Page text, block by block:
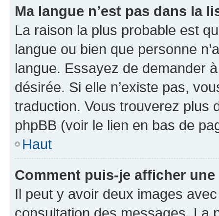
Ma langue n’est pas dans la
La raison la plus probable est
langue ou bien que personne
langue. Essayez de demander
désirée. Si elle n’existe pas,
traduction. Vous trouverez plus
phpBB (voir le lien en bas de
Haut
Comment puis-je afficher
Il peut y avoir deux images
consultation des messages. La